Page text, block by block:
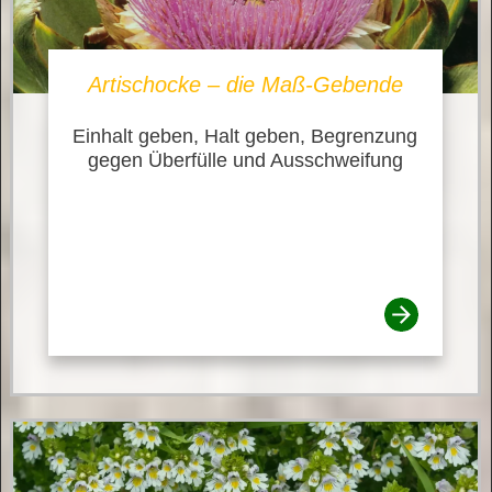
Artischocke – die Maß-Gebende
Einhalt geben, Halt geben, Begrenzung
gegen Überfülle und Ausschweifung